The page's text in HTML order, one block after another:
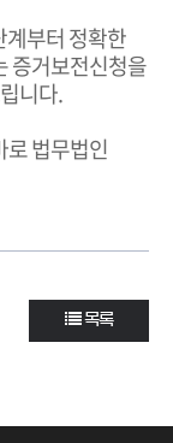
계부터 정확한
증거보전신청을
니다.
로 법무법인
목록